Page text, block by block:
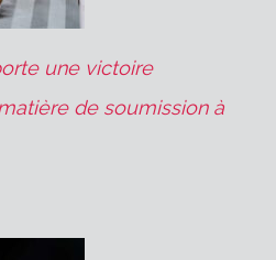
une victoire
de soumission à